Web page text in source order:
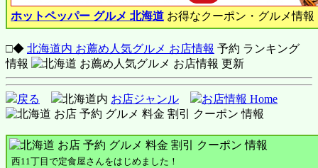
ホットペッパー グルメ 北海道 お得なクーポン・グルメ情報
□◆ 北海道内 お薦め人気グルメ お店情報 予約 ランキング
情報
戻る 北海道内 お店ジャンル お店情報 Home
西11丁目で定食屋さんをはじめました！